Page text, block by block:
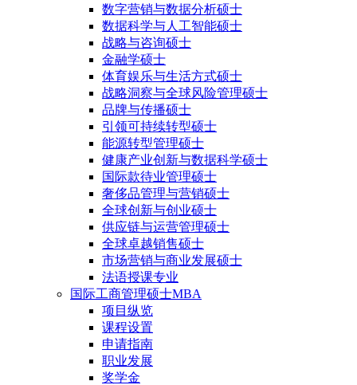
数字营销与数据分析硕士
数据科学与人工智能硕士
战略与咨询硕士
金融学硕士
体育娱乐与生活方式硕士
战略洞察与全球风险管理硕士
品牌与传播硕士
引领可持续转型硕士
能源转型管理硕士
健康产业创新与数据科学硕士
国际款待业管理硕士
奢侈品管理与营销硕士
全球创新与创业硕士
供应链与运营管理硕士
全球卓越销售硕士
市场营销与商业发展硕士
法语授课专业
国际工商管理硕士MBA
项目纵览
课程设置
申请指南
职业发展
奖学金